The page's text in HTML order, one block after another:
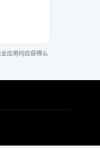
应用均应获得么